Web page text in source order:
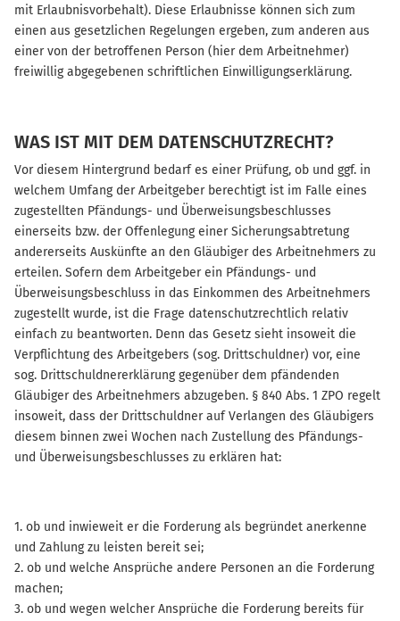
mit Erlaubnisvorbehalt). Diese Erlaubnisse können sich zum
einen aus gesetzlichen Regelungen ergeben, zum anderen aus
einer von der betroffenen Person (hier dem Arbeitnehmer)
freiwillig abgegebenen schriftlichen Einwilligungserklärung.
WAS IST MIT DEM DATENSCHUTZRECHT?
Vor diesem Hintergrund bedarf es einer Prüfung, ob und ggf. in
welchem Umfang der Arbeitgeber berechtigt ist im Falle eines
zugestellten Pfändungs- und Überweisungsbeschlusses
einerseits bzw. der Offenlegung einer Sicherungsabtretung
andererseits Auskünfte an den Gläubiger des Arbeitnehmers zu
erteilen. Sofern dem Arbeitgeber ein Pfändungs- und
Überweisungsbeschluss in das Einkommen des Arbeitnehmers
zugestellt wurde, ist die Frage datenschutzrechtlich relativ
einfach zu beantworten. Denn das Gesetz sieht insoweit die
Verpflichtung des Arbeitgebers (sog. Drittschuldner) vor, eine
sog. Drittschuldnererklärung gegenüber dem pfändenden
Gläubiger des Arbeitnehmers abzugeben. § 840 Abs. 1 ZPO regelt
insoweit, dass der Drittschuldner auf Verlangen des Gläubigers
diesem binnen zwei Wochen nach Zustellung des Pfändungs-
und Überweisungsbeschlusses zu erklären hat:
1. ob und inwieweit er die Forderung als begründet anerkenne
und Zahlung zu leisten bereit sei;
2. ob und welche Ansprüche andere Personen an die Forderung
machen;
3. ob und wegen welcher Ansprüche die Forderung bereits für